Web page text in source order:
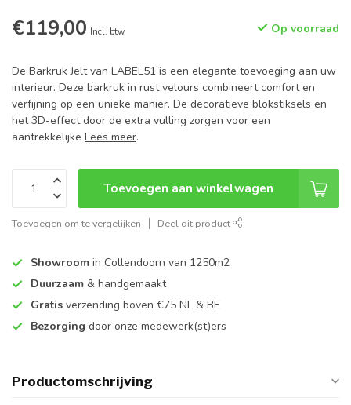
€119,00 Incl. btw Op voorraad
De Barkruk Jelt van LABEL51 is een elegante toevoeging aan uw
interieur. Deze barkruk in rust velours combineert comfort en
verfijning op een unieke manier. De decoratieve blokstiksels en
het 3D-effect door de extra vulling zorgen voor een
aantrekkelijke Lees meer.
Toevoegen aan winkelwagen
Toevoegen om te vergelijken Deel dit product
Showroom in Collendoorn van 1250m2
Duurzaam & handgemaakt
Gratis verzending boven €75 NL & BE
Bezorging door onze medewerk(st)ers
Productomschrijving